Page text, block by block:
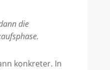
die
konkreter. In